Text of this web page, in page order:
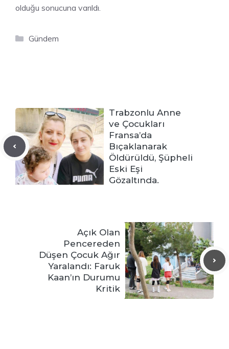
olduğu sonucuna varıldı.
Kategoriler
Gündem
Trabzonlu Anne
ve Çocukları
Fransa’da
Bıçaklanarak
Öldürüldü, Şüpheli
Eski Eşi
Gözaltında.
Açık Olan
Pencereden
Düşen Çocuk Ağır
Yaralandı: Faruk
Kaan’ın Durumu
Kritik